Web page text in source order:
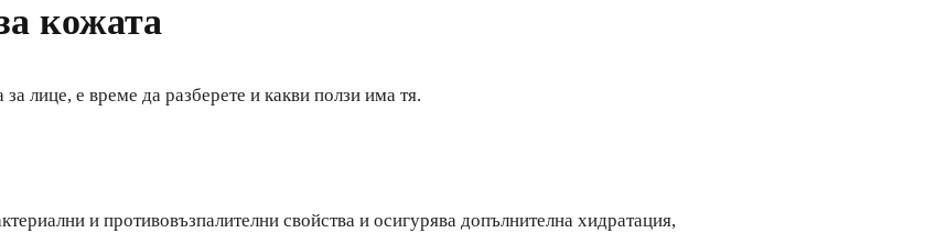
кожата
лице, е време да разберете и какви ползи има тя.
и противовъзпалителни свойства и осигурява допълнителна хидратация,